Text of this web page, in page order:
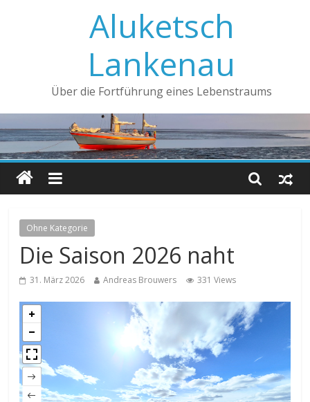
Aluketsch
Lankenau
Über die Fortführung eines Lebenstraums
Ohne Kategorie
Die Saison 2026 naht
31. März 2026 Andreas Brouwers 331 Views